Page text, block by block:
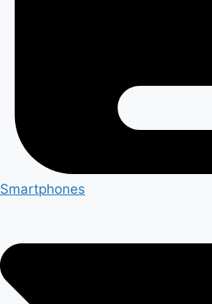
Smartphones